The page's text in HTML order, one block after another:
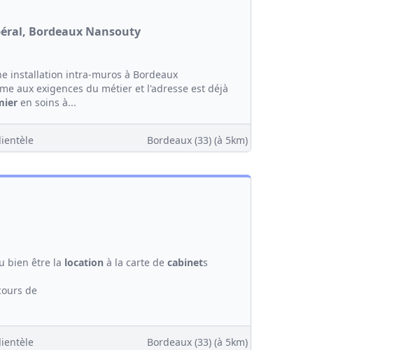
Bordeaux Nansouty
installation intra-muros à Bordeaux
aux exigences du métier et l'adresse est déjà
en soins à...
Bordeaux (33)(à 5km)
bien être la location à la carte de cabinets
de
Bordeaux (33)(à 5km)